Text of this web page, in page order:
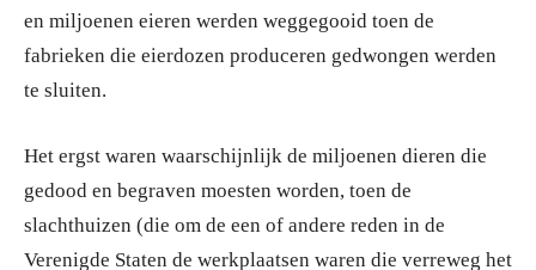
en miljoenen eieren werden weggegooid toen de
fabrieken die eierdozen produceren gedwongen werden
te sluiten.
Het ergst waren waarschijnlijk de miljoenen dieren die
gedood en begraven moesten worden, toen de
slachthuizen (die om de een of andere reden in de
Verenigde Staten de werkplaatsen waren die verreweg het